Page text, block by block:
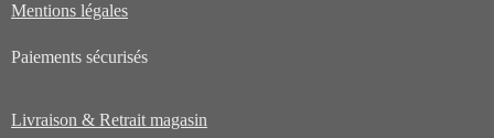
Mentions légales
Paiements sécurisés
Livraison & Retrait magasin